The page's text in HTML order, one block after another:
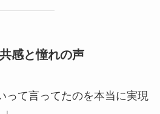
感と憧れの声
って言ってたのを本当に実現